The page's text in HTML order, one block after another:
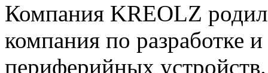
Компания KREOLZ
компания по разработке
периферийных